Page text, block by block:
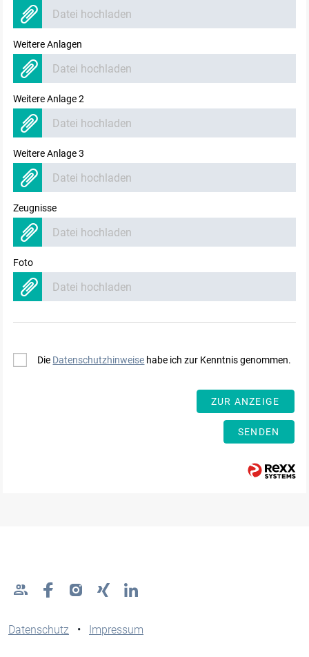
Datei hochladen
Weitere Anlagen
Datei hochladen
Weitere Anlage 2
Datei hochladen
Weitere Anlage 3
Datei hochladen
Zeugnisse
Datei hochladen
Foto
Datei hochladen
Die Datenschutzhinweise habe ich zur Kenntnis genommen.
ZUR ANZEIGE
SENDEN
Datenschutz • Impressum